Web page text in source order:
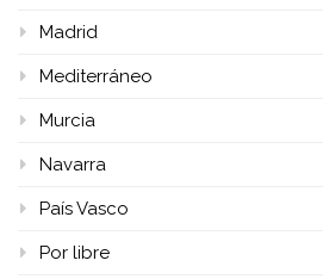
Madrid
Mediterráneo
Murcia
Navarra
País Vasco
Por libre